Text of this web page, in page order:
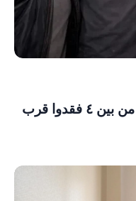
العثور على جثتي شابين وجريح من بين ٤ فقدوا قرب